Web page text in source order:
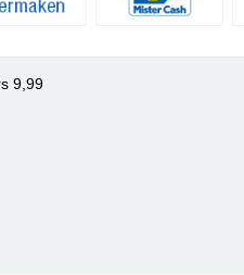
9,99